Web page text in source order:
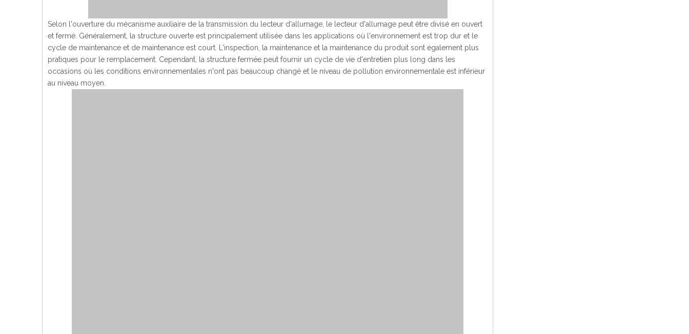
Selon l'ouverture du mécanisme auxiliaire de la transmission du lecteur d'allumage, le lecteur d'allumage peut être divisé en ouvert
et fermé. Généralement, la structure ouverte est principalement utilisée dans les applications où l'environnement est trop dur et le
cycle de maintenance et de maintenance est court. L'inspection, la maintenance et la maintenance du produit sont également plus
pratiques pour le remplacement. Cependant, la structure fermée peut fournir un cycle de vie d'entretien plus long dans les
occasions où les conditions environnementales n'ont pas beaucoup changé et le niveau de pollution environnementale est inférieur
au niveau moyen.